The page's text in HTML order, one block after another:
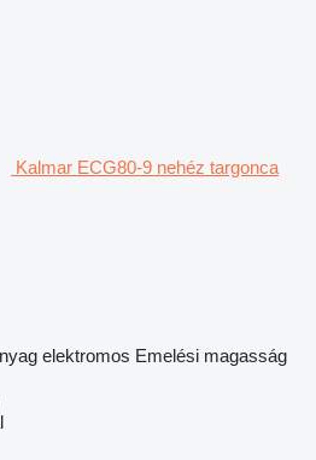
Kalmar ECG80-9 nehéz targonca
elektromos Emelési magasság